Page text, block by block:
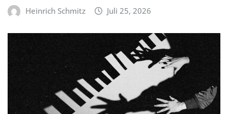
Heinrich Schmitz Juli 25, 2026